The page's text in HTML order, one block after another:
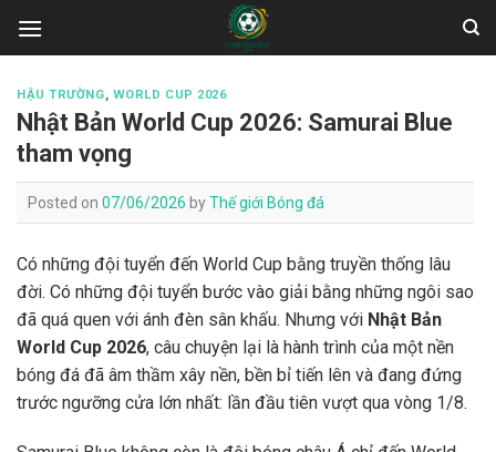
HẬU TRƯỜNG, WORLD CUP 2026
Nhật Bản World Cup 2026: Samurai Blue
tham vọng
Posted on 07/06/2026 byThế giới Bóng đá
Có những đội tuyển đến World Cup bằng truyền thống lâu
đời. Có những đội tuyển bước vào giải bằng những ngôi sao
đã quá quen với ánh đèn sân khấu. Nhưng với Nhật Bản
World Cup 2026, câu chuyện lại là hành trình của một nền
bóng đá đã âm thầm xây nền, bền bỉ tiến lên và đang đứng
trước ngưỡng cửa lớn nhất: lần đầu tiên vượt qua vòng 1/8.